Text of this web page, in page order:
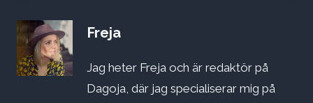
Freja
Jag heter Freja och är redaktör på
Dagoja, där jag specialiserar mig på